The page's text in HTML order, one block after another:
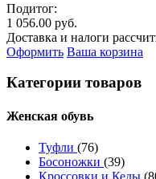
Подитог:
1 056.00 руб.
Доставка и налоги
Оформить Ваша корзина
Категории товаров
Женcкая обувь
Туфли (76)
Босоножки (39)
Кроссовки и Кеды